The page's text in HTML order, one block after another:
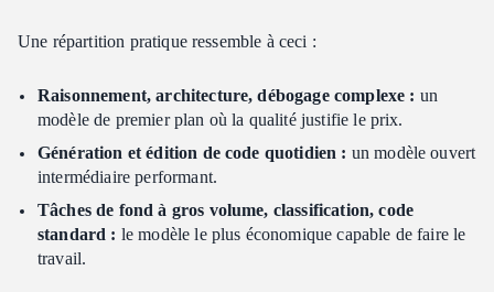
Une répartition pratique ressemble à ceci :
Raisonnement, architecture, débogage complexe : un
modèle de premier plan où la qualité justifie le prix.
Génération et édition de code quotidien : un modèle ouvert
intermédiaire performant.
Tâches de fond à gros volume, classification, code
standard : le modèle le plus économique capable de faire le
travail.